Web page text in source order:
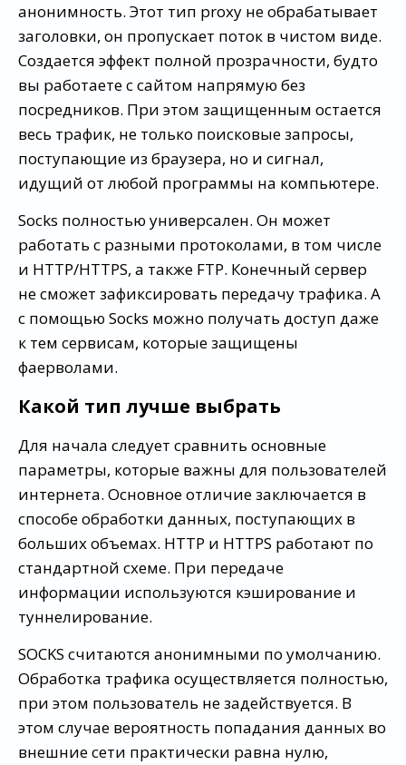
анонимность. Этот тип proxy не обрабатывает
заголовки, он пропускает поток в чистом виде.
Создается эффект полной прозрачности, будто
вы работаете с сайтом напрямую без
посредников. При этом защищенным остается
весь трафик, не только поисковые запросы,
поступающие из браузера, но и сигнал,
идущий от любой программы на компьютере.
Socks полностью универсален. Он может
работать с разными протоколами, в том числе
и HTTP/HTTPS, а также FTP. Конечный сервер
не сможет зафиксировать передачу трафика. А
с помощью Socks можно получать доступ даже
к тем сервисам, которые защищены
фаерволами.
Какой тип лучше выбрать
Для начала следует сравнить основные
параметры, которые важны для пользователей
интернета. Основное отличие заключается в
способе обработки данных, поступающих в
больших объемах. HTTP и HTTPS работают по
стандартной схеме. При передаче
информации используются кэширование и
туннелирование.
SOCKS считаются анонимными по умолчанию.
Обработка трафика осуществляется полностью,
при этом пользователь не задействуется. В
этом случае вероятность попадания данных во
внешние сети практически равна нулю,